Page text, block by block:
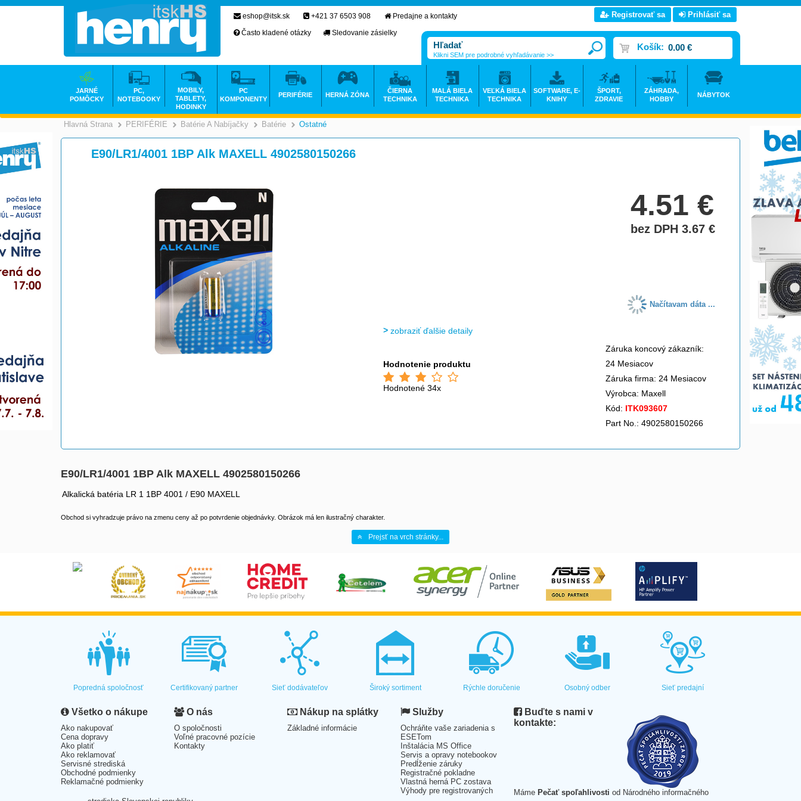
Hlavná Strana >
PERIFÉRIE >
Batérie A Nabíjačky >
Batérie >
Ostatné
E90/LR1/4001 1BP Alk MAXELL 4902580150266
4.51€
bez DPH 3.67€
Načítavam dáta ...
zobraziť ďalšie detaily
Hodnotenie produktu
Hodnotené 34x
Záruka koncový zákazník:
24 Mesiacov
Záruka firma: 24 Mesiacov
Výrobca: Maxell
Kód: ITK093607
Part No.: 4902580150266
E90/LR1/4001 1BP Alk MAXELL 4902580150266
Alkalická batéria LR 1 1BP 4001 / E90 MAXELL
Obchod si vyhradzuje právo na zmenu ceny až po potvrdenie objednávky. Obrázok má len ilustračný charakter.
Prejsť na vrch stránky...
eshop@itsk.sk +421 37 6503 908
Predajne a kontakty
Často kladené otázky
Sledovanie zásielky
Registrovať sa Prihlásiť sa
Košík: 0.00 €
Klikni SEM pre podrobné vyhľadávanie >>
JARNÉ
POMÔCKY
PC,
NOTEBOOKY
MOBILY,
TABLETY,
HODINKY
PC
KOMPONENTY
PERIFÉRIE HERNÁ ZÓNA
ČIERNA
TECHNIKA
MALÁ BIELA
TECHNIKA
VEĽKÁ BIELA
TECHNIKA
SOFTWARE, E-
KNIHY
ŠPORT,
ZDRAVIE
ZÁHRADA,
HOBBY
NÁBYTOK
Popredná spoločnosť Certifikovaný partner Sieť dodávateľov Široký sortiment Rýchle doručenie Osobný odber Sieť predajní
Všetko o nákupe
Ako nakupovať
Cena dopravy
Ako platiť
Ako reklamovať
Servisné strediská
Obchodné podmienky
Reklamačné podmienky
O nás
O spoločnosti
Voľné pracovné pozície
Kontakty
Nákup na splátky
Základné informácie
Služby
Ochráňte vaše zariadenia s
ESETom
Inštalácia MS Office
Servis a opravy notebookov
Predĺženie záruky
Registračné pokladne
Vlastná herná PC zostava
Výhody pre registrovaných
Buďte s nami v
kontakte:
Máme Pečať spoľahlivosti od Národného informačného